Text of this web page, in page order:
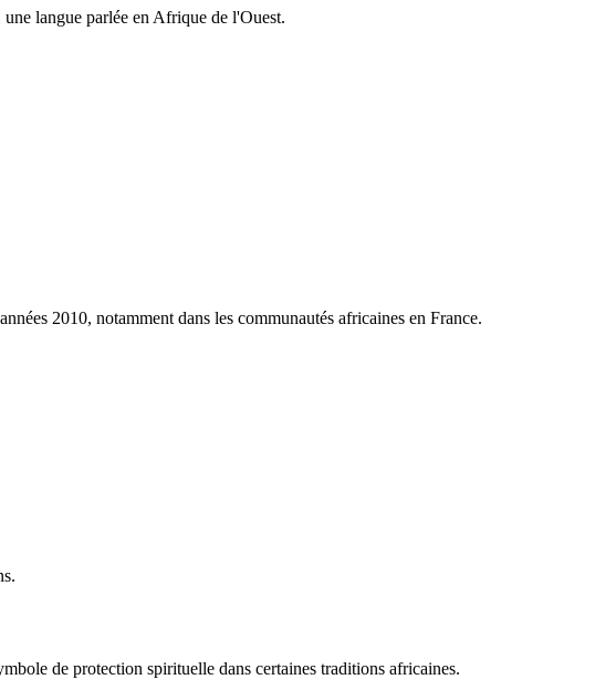
langue parlée en Afrique de l'Ouest.
2010, notamment dans les communautés africaines en France.
de protection spirituelle dans certaines traditions africaines.